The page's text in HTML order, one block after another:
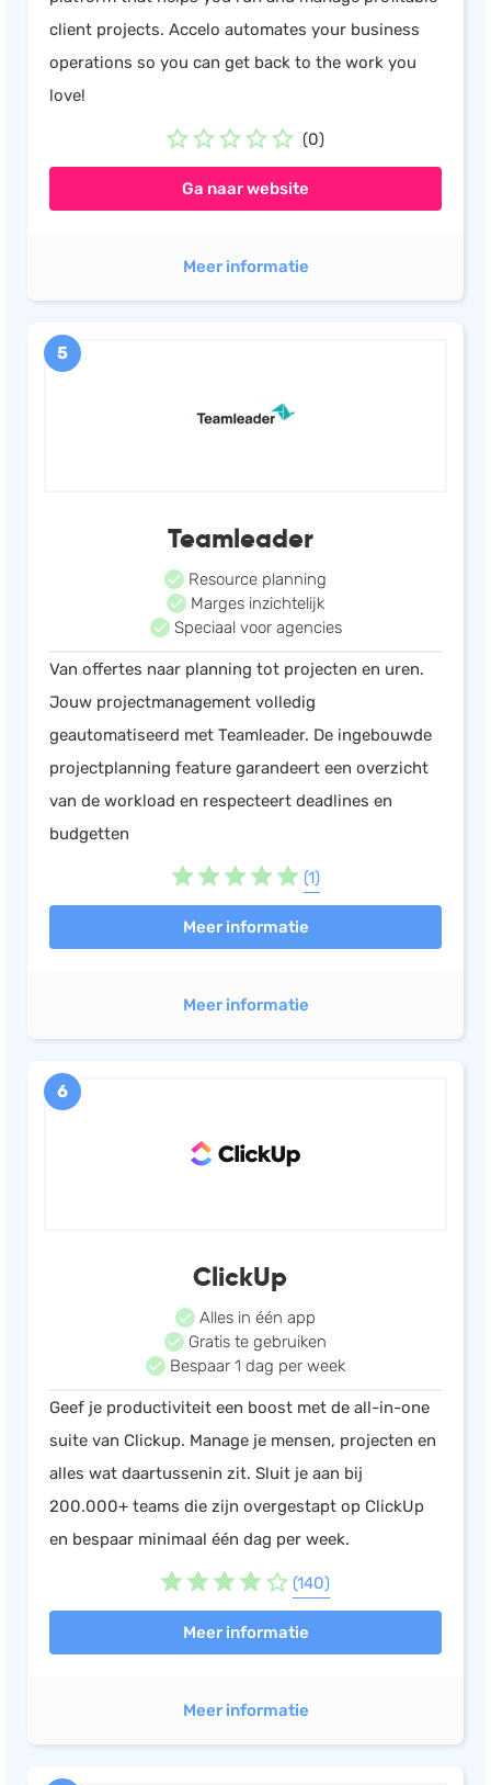
client projects. Accelo automates your business
operations so you can get back to the work you
love!
(0)
Ga naar website
Meer informatie
5
Teamleader
Resource planning
Marges inzichtelijk
Speciaal voor agencies
Van offertes naar planning tot projecten en uren.
Jouw projectmanagement volledig
geautomatiseerd met Teamleader. De ingebouwde
projectplanning feature garandeert een overzicht
van de workload en respecteert deadlines en
budgetten
(1)
Meer informatie
Meer informatie
6
ClickUp
Alles in één app
Gratis te gebruiken
Bespaar 1 dag per week
Geef je productiviteit een boost met de all-in-one
suite van Clickup. Manage je mensen, projecten en
alles wat daartussenin zit. Sluit je aan bij
200.000+ teams die zijn overgestapt op ClickUp
en bespaar minimaal één dag per week.
(140)
Meer informatie
Meer informatie